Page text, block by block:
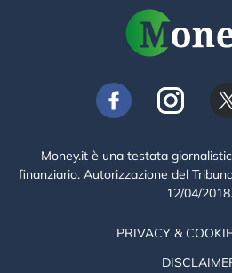
Money.it è una testata
finanziario. Autorizzazione del
12/04/2018.
PRIVACY &